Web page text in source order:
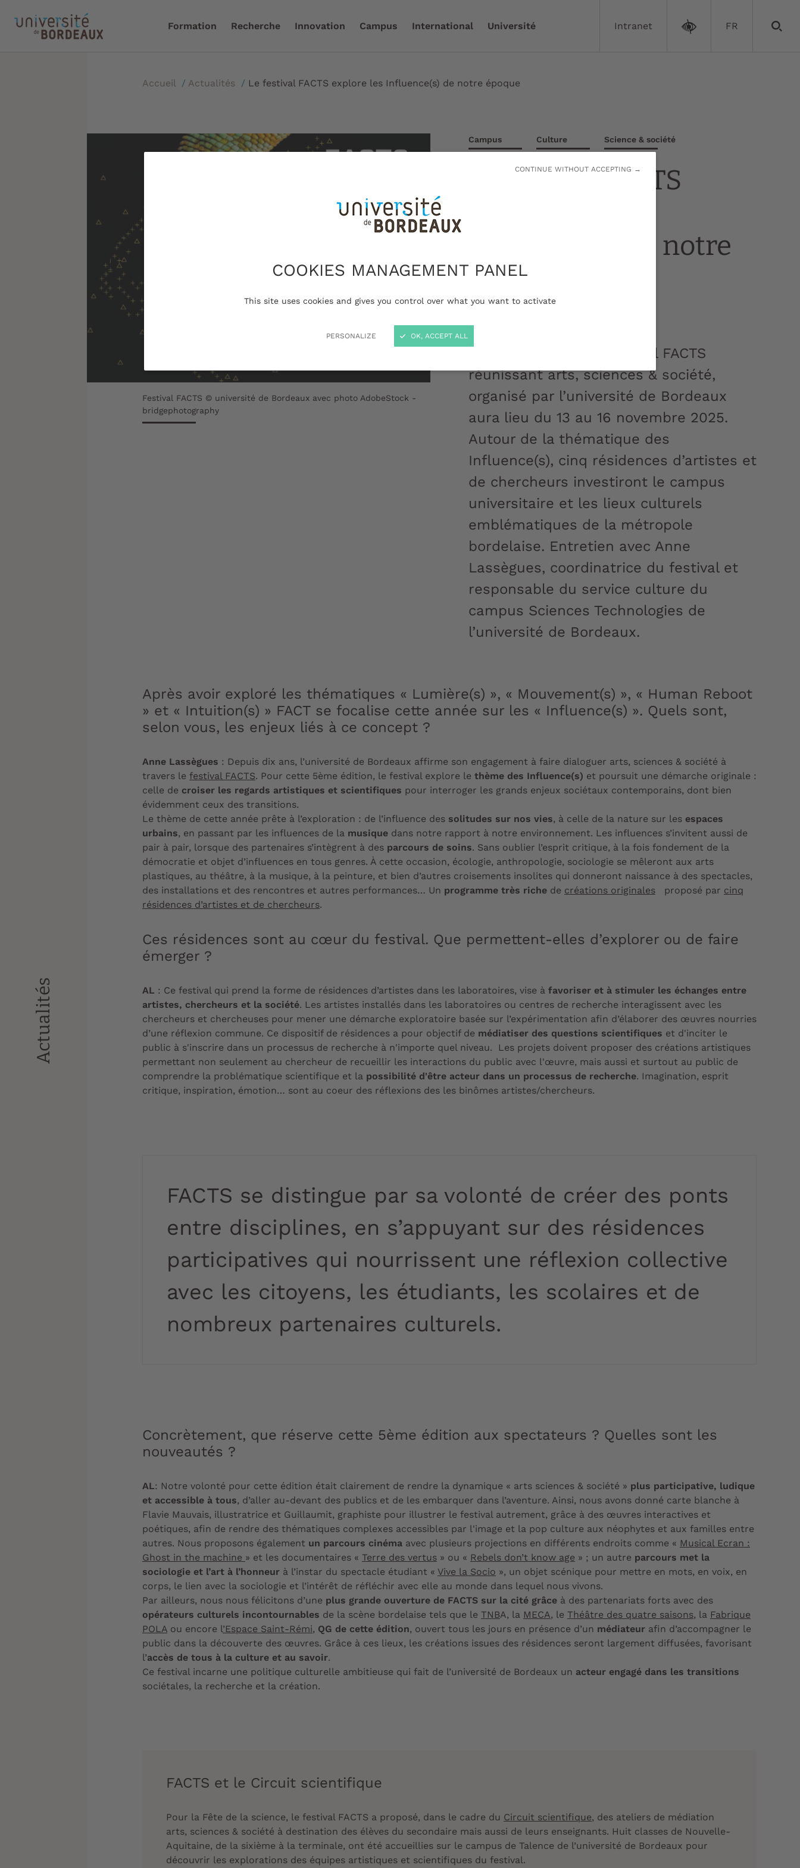
COOKIES MANAGEMENT PANEL
This site uses cookies and gives you control over what you want to activate
PERSONALIZE
CONTINUE WITHOUT ACCEPTING →
OK, ACCEPT ALL
Formation Recherche Innovation Campus International Université Intranet FR
Actualités
Accueil / Actualités / Le festival FACTS explore les Influence(s) de notre époque
Campus Culture Science & société
Le festival FACTS
Influence(s) de notre
époque
La 5ème édition du festival FACTS
réunissant arts, sciences & société,
organisé par l’université de Bordeaux
aura lieu du 13 au 16 novembre 2025.
Autour de la thématique des
Influence(s), cinq résidences d’artistes et
de chercheurs investiront le campus
universitaire et les lieux culturels
emblématiques de la métropole
bordelaise. Entretien avec Anne
Lassègues, coordinatrice du festival et
responsable du service culture du
campus Sciences Technologies de
l’université de Bordeaux.
Festival FACTS © université de Bordeaux avec photo AdobeStock -
bridgephotography
Après avoir exploré les thématiques « Lumière(s) », « Mouvement(s) », « Human Reboot
» et « Intuition(s) » FACT se focalise cette année sur les « Influence(s) ». Quels sont,
selon vous, les enjeux liés à ce concept ?
Anne Lassègues : Depuis dix ans, l’université de Bordeaux affirme son engagement à faire dialoguer arts, sciences & société à
travers le festival FACTS. Pour cette 5ème édition, le festival explore le thème des Influence(s) et poursuit une démarche originale :
celle de croiser les regards artistiques et scientifiques pour interroger les grands enjeux sociétaux contemporains, dont bien
évidemment ceux des transitions.
Le thème de cette année prête à l’exploration : de l’influence des solitudes sur nos vies, à celle de la nature sur les espaces
urbains, en passant par les influences de la musique dans notre rapport à notre environnement. Les influences s’invitent aussi de
pair à pair, lorsque des partenaires s’intègrent à des parcours de soins. Sans oublier l’esprit critique, à la fois fondement de la
démocratie et objet d’influences en tous genres. À cette occasion, écologie, anthropologie, sociologie se mêleront aux arts
plastiques, au théâtre, à la musique, à la peinture, et bien d’autres croisements insolites qui donneront naissance à des spectacles,
des installations et des rencontres et autres performances… Un programme très riche de créations originales proposé par cinq
résidences d’artistes et de chercheurs.
Ces résidences sont au cœur du festival. Que permettent-elles d’explorer ou de faire
émerger ?
AL : Ce festival qui prend la forme de résidences d’artistes dans les laboratoires, vise à favoriser et à stimuler les échanges entre
artistes, chercheurs et la société. Les artistes installés dans les laboratoires ou centres de recherche interagissent avec les
chercheurs et chercheuses pour mener une démarche exploratoire basée sur l’expérimentation afin d’élaborer des œuvres nourries
d’une réflexion commune. Ce dispositif de résidences a pour objectif de médiatiser des questions scientifiques et d'inciter le
public à s'inscrire dans un processus de recherche à n'importe quel niveau. Les projets doivent proposer des créations artistiques
permettant non seulement au chercheur de recueillir les interactions du public avec l'œuvre, mais aussi et surtout au public de
comprendre la problématique scientifique et la possibilité d'être acteur dans un processus de recherche. Imagination, esprit
critique, inspiration, émotion… sont au coeur des réflexions des les binômes artistes/chercheurs.
FACTS se distingue par sa volonté de créer des ponts
entre disciplines, en s’appuyant sur des résidences
participatives qui nourrissent une réflexion collective
avec les citoyens, les étudiants, les scolaires et de
nombreux partenaires culturels.
Concrètement, que réserve cette 5ème édition aux spectateurs ? Quelles sont les
nouveautés ?
AL: Notre volonté pour cette édition était clairement de rendre la dynamique « arts sciences & société » plus participative, ludique
et accessible à tous, d’aller au-devant des publics et de les embarquer dans l’aventure. Ainsi, nous avons donné carte blanche à
Flavie Mauvais, illustratrice et Guillaumit, graphiste pour illustrer le festival autrement, grâce à des œuvres interactives et
poétiques, afin de rendre des thématiques complexes accessibles par l'image et la pop culture aux néophytes et aux familles entre
autres. Nous proposons également un parcours cinéma avec plusieurs projections en différents endroits comme « Musical Ecran :
Ghost in the machine » et les documentaires « Terre des vertus » ou « Rebels don’t know age » ; un autre parcours met la
sociologie et l’art à l’honneur à l’instar du spectacle étudiant « Vive la Socio », un objet scénique pour mettre en mots, en voix, en
corps, le lien avec la sociologie et l’intérêt de réfléchir avec elle au monde dans lequel nous vivons.
Par ailleurs, nous nous félicitons d’une plus grande ouverture de FACTS sur la cité grâce à des partenariats forts avec des
opérateurs culturels incontournables de la scène bordelaise tels que le TNBA, la MECA, le Théâtre des quatre saisons, la Fabrique
POLA ou encore l’Espace Saint-Rémi, QG de cette édition, ouvert tous les jours en présence d’un médiateur afin d’accompagner le
public dans la découverte des œuvres. Grâce à ces lieux, les créations issues des résidences seront largement diffusées, favorisant
l’accès de tous à la culture et au savoir.
Ce festival incarne une politique culturelle ambitieuse qui fait de l’université de Bordeaux un acteur engagé dans les transitions
sociétales, la recherche et la création.
FACTS et le Circuit scientifique
Pour la Fête de la science, le festival FACTS a proposé, dans le cadre du Circuit scientifique, des ateliers de médiation
arts, sciences & société à destination des élèves du secondaire mais aussi de leurs enseignants. Huit classes de Nouvelle-
Aquitaine, de la sixième à la terminale, ont été accueillies sur le campus de Talence de l’université de Bordeaux pour
découvrir les explorations des équipes artistiques et scientifiques du festival.